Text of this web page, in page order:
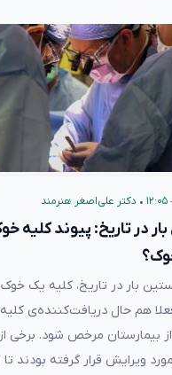
• دکتر علی‌اصغر هنرمند
در تاریخ: پیوند کلیه
بار در تاریخ، کلیه یک خوک
هم حال دریافت‌کننده‌ی
بیمارستان مرخص شود. برخی
ویرایش قرار گرفته بودند